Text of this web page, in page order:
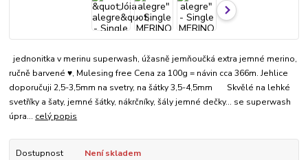
jednonitka v merinu superwash, úžasně jemňoučká extra jemné merino,
ručně barvené ♥, Mulesing free Cena za 100g = návin cca 366m. Jehlice
doporučuji 2,5-3,5mm na svetry, na šátky 3,5-4,5mm Skvělé na lehké
svetříky a šaty, jemné šátky, nákrčníky, šály jemné dečky... se superwash
úpra... celý popis
Dostupnost Není skladem